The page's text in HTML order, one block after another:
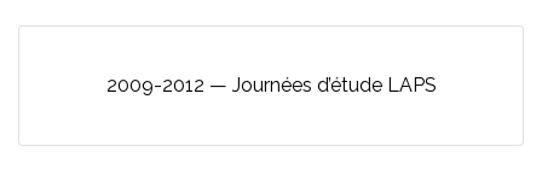
2009-2012 — Journées d’étude LAPS